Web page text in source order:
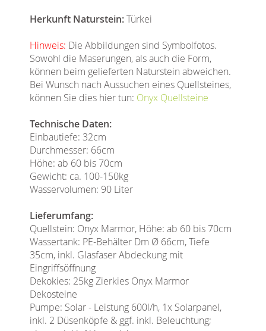
Herkunft Naturstein:Türkei
Hinweis: Die Abbildungen sind Symbolfotos.
Sowohl die Maserungen, als auch die Form,
können beim gelieferten Naturstein abweichen.
Bei Wunsch nach Aussuchen eines Quellsteines,
können Sie dies hier tun: Onyx Quellsteine
Technische Daten:
Einbautiefe: 32cm
Durchmesser: 66cm
Höhe: ab 60 bis 70cm
Gewicht: ca. 100-150kg
Wasservolumen: 90 Liter
Lieferumfang:
Quellstein: Onyx Marmor, Höhe: ab 60 bis 70cm
Wassertank: PE-Behälter Dm Ø 66cm, Tiefe
35cm, inkl. Glasfaser Abdeckung mit
Eingriffsöffnung
Dekokies: 25kg Zierkies Onyx Marmor
Dekosteine
Pumpe: Solar - Leistung 600l/h, 1x Solarpanel,
inkl. 2 Düsenköpfe & ggf. inkl. Beleuchtung;